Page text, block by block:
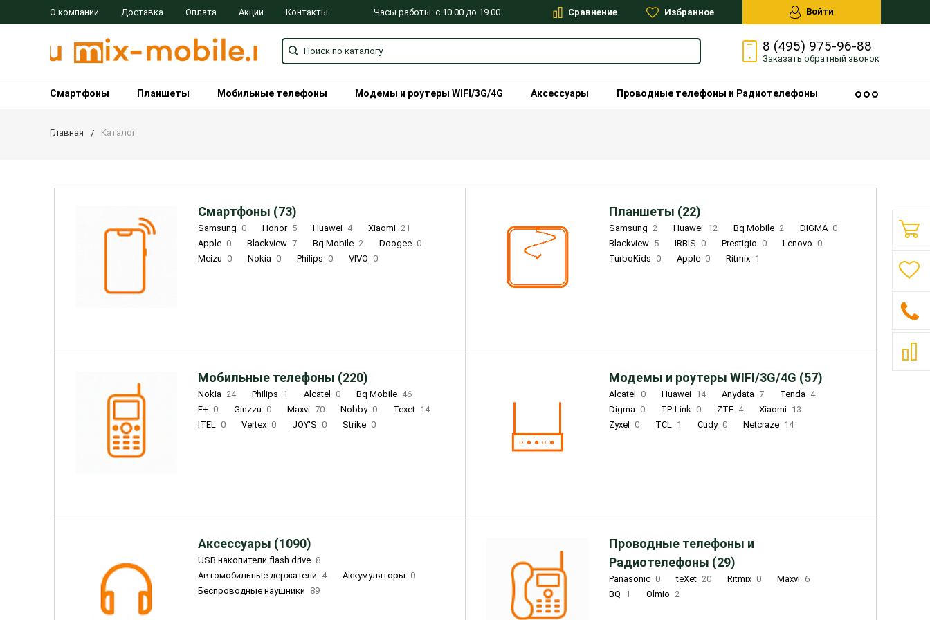
О компании Доставка Оплата Акции Контакты Часы работы: с 10.00 до 19.00 Сравнение Избранное Войти
8 (495) 975-96-88
Заказать обратный звонок
Смартфоны Планшеты Мобильные телефоны Модемы и роутеры WIFI/3G/4G Аксессуары Проводные телефоны и Радиотелефоны
Главная Каталог
Смартфоны (73)
Samsung 0 Honor 5 Huawei 4 Xiaomi 21
Apple 0 Blackview 7 Bq Mobile 2 Doogee 0
Meizu 0 Nokia 0 Philips 0 VIVO 0
Планшеты (22)
Samsung 2 Huawei 12 Bq Mobile 2 DIGMA 0
Blackview 5 IRBIS 0 Prestigio 0 Lenovo 0
TurboKids 0 Apple 0 Ritmix 1
Мобильные телефоны (220)
Nokia 24 Philips 1 Alcatel 0 Bq Mobile 46
F+ 0 Ginzzu 0 Maxvi 70 Nobby 0 Texet 14
ITEL 0 Vertex 0 JOY'S 0 Strike 0
Модемы и роутеры WIFI/3G/4G (57)
Alcatel 0 Huawei 14 Anydata 7 Tenda 4
Digma 0 TP-Link 0 ZTE 4 Xiaomi 13
Zyxel
0 TCL 1 Cudy 0 Netcraze 14
Аксессуары (1090)
USB накопители flash drive 8
Автомобильные держатели 4 Аккумуляторы 0
Беспроводные наушники 89
Проводные телефоны и
Радиотелефоны (29)
Panasonic 0 teXet 20 Ritmix 0 Maxvi 6
BQ 1 Olmio 2